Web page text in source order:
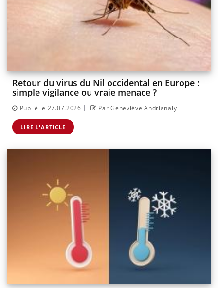
Retour du virus du Nil occidental en Europe :
simple vigilance ou vraie menace ?
Publié le 27.07.2026 | Par Geneviève Andrianaly
LIRE L'ARTICLE